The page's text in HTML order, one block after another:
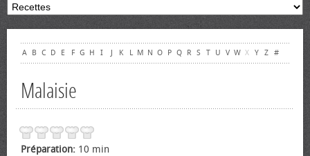
A B C D E F G H I J K L M N O P Q R S T U V W X Y Z #
Malaisie
Préparation: 10 min